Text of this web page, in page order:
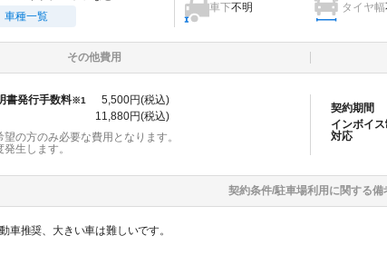
車種一覧
車下不明 タイヤ幅
その他費用
書発行手数料※1 5,500円(税込)
11,880円(税込)
の方のみ必要な費用となります。
生します。
契約期間
インボイ
対応
契約条件/駐車場利用に関する備
車推奨、大きい車は難しいです。